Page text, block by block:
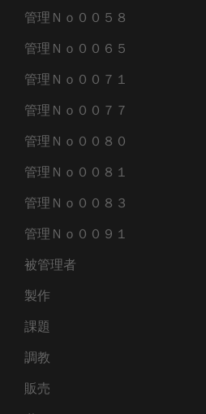
管理Ｎｏ００５８
管理Ｎｏ００６５
管理Ｎｏ００７１
管理Ｎｏ００７７
管理Ｎｏ００８０
管理Ｎｏ００８１
管理Ｎｏ００８３
管理Ｎｏ００９１
被管理者
製作
課題
調教
販売